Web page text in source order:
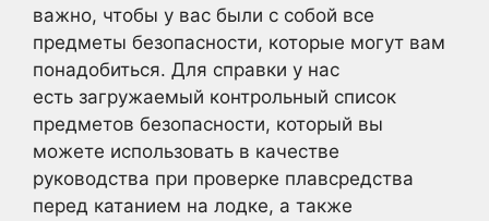
важно, чтобы у вас были с собой все
предметы безопасности, которые могут вам
понадобиться. Для справки у нас
есть загружаемый контрольный список
предметов безопасности, который вы
можете использовать в качестве
руководства при проверке плавсредства
перед катанием на лодке, а также